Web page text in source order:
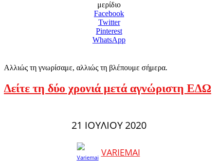
μερίδιο
Facebook
Twitter
Pinterest
WhatsApp
Αλλιώς τη γνωρίσαμε, αλλιώς τη βλέπουμε σήμερα.
Δείτε τη δύο χρονιά μετά αγνώριστη ΕΔΩ
21 ΙΟΥΛΊΟΥ 2020
VARIEMAI